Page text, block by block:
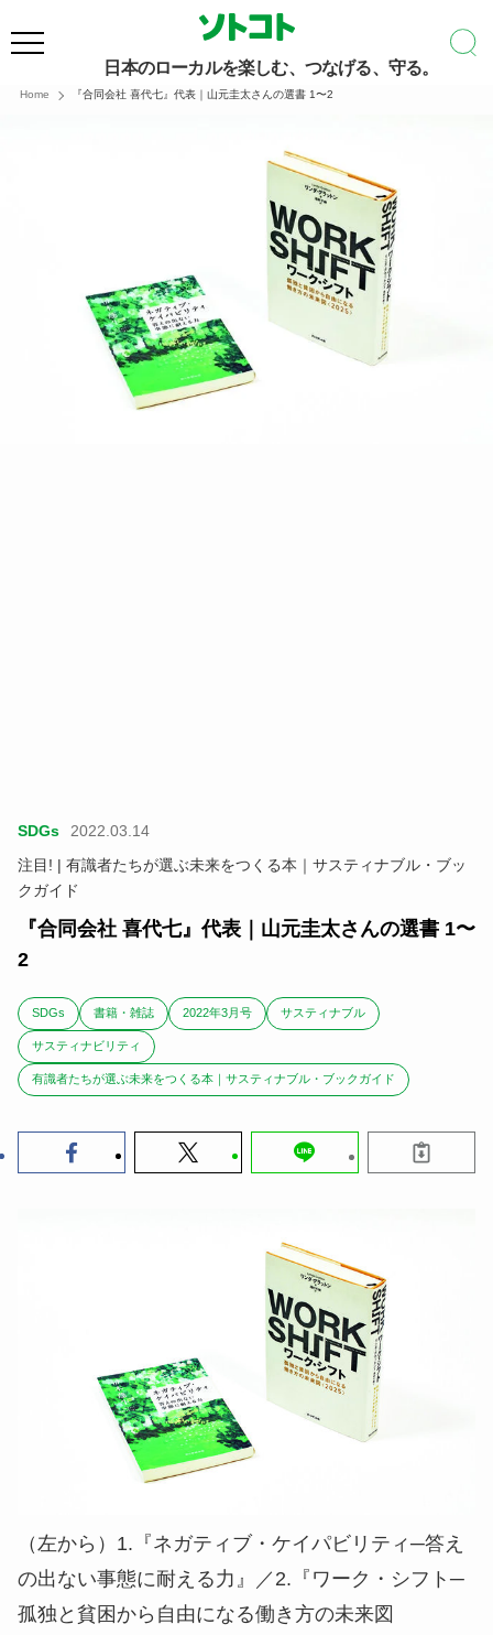
日本のローカルを楽しむ、つなげる、守る。
Home 『合同会社 喜代七』代表｜山元圭太さんの選書 1〜2
SDGs
2022.03.14
注目! | 有識者たちが選ぶ未来をつくる本｜サスティナブル・ブッ
クガイド
『合同会社 喜代七』代表｜山元圭太さんの選書 1〜
2
SDGs 書籍・雑誌 2022年3月号 サスティナブル
サスティナビリティ
有識者たちが選ぶ未来をつくる本｜サスティナブル・ブックガイド
（左から）1.『ネガティブ・ケイパビリティ─答え
の出ない事態に耐える力』／2.『ワーク・シフト─
孤独と貧困から自由になる働き方の未来図